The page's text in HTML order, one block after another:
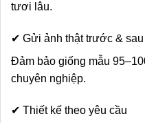
tươi lâu.
✔ Gửi ảnh thật trước &
Đảm bảo giống mẫu
chuyên nghiệp.
✔ Thiết kế theo yêu cầu